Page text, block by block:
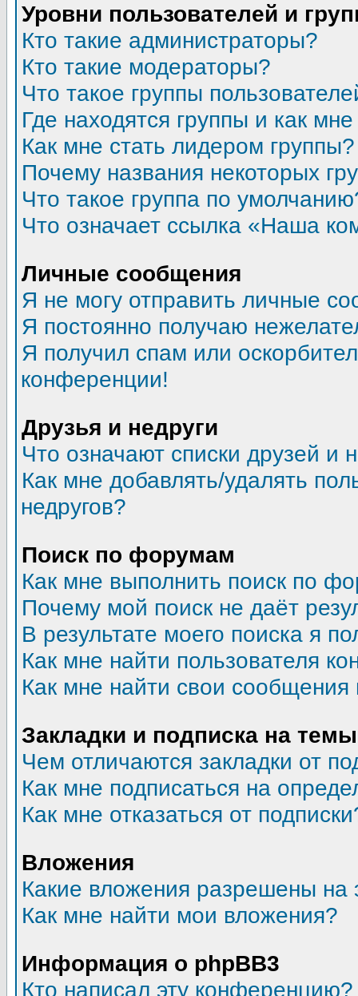
Уровни пользователей и
Кто такие администраторы?
Кто такие модераторы?
Что такое группы
Где находятся группы и как
Как мне стать лидером группы?
Почему названия некоторых
Что такое группа по
Что означает ссылка «Наша
Личные сообщения
Я не могу отправить личные
Я постоянно получаю
Я получил спам или
конференции!
Друзья и недруги
Что означают списки друзей и
Как мне добавлять/удалять
недругов?
Поиск по форумам
Как мне выполнить поиск по
Почему мой поиск не даёт
В результате моего поиска я
Как мне найти пользователя
Как мне найти свои
Закладки и подписка на темы
Чем отличаются закладки от
Как мне подписаться на
Как мне отказаться от
Вложения
Какие вложения разрешены на
Как мне найти мои вложения?
Информация о phpBB3
Кто написал эту конференцию?